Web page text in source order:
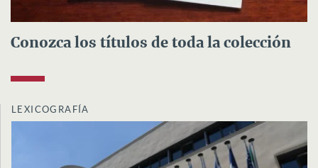
Conozca los títulos de toda la colección
LEXICOGRAFÍA